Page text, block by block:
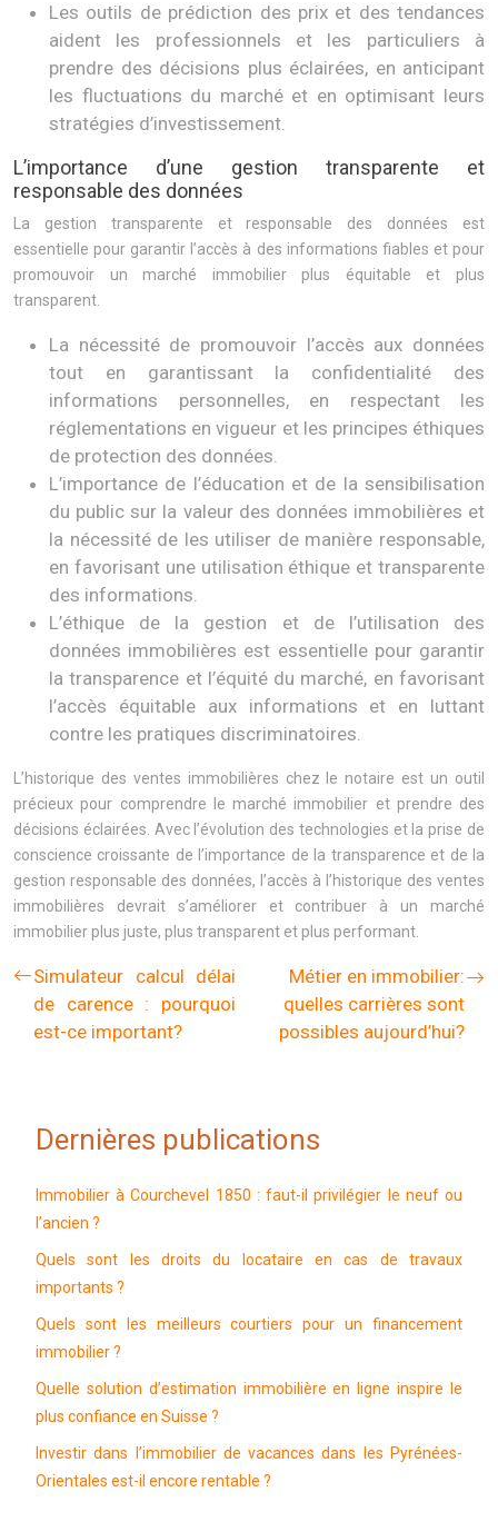
Les outils de prédiction des prix et des tendances
aident les professionnels et les particuliers à
prendre des décisions plus éclairées, en anticipant
les fluctuations du marché et en optimisant leurs
stratégies d’investissement.
L’importance d’une gestion transparente et
responsable des données
La gestion transparente et responsable des données est
essentielle pour garantir l’accès à des informations fiables et pour
promouvoir un marché immobilier plus équitable et plus
transparent.
La nécessité de promouvoir l’accès aux données
tout en garantissant la confidentialité des
informations personnelles, en respectant les
réglementations en vigueur et les principes éthiques
de protection des données.
L’importance de l’éducation et de la sensibilisation
du public sur la valeur des données immobilières et
la nécessité de les utiliser de manière responsable,
en favorisant une utilisation éthique et transparente
des informations.
L’éthique de la gestion et de l’utilisation des
données immobilières est essentielle pour garantir
la transparence et l’équité du marché, en favorisant
l’accès équitable aux informations et en luttant
contre les pratiques discriminatoires.
L’historique des ventes immobilières chez le notaire est un outil
précieux pour comprendre le marché immobilier et prendre des
décisions éclairées. Avec l’évolution des technologies et la prise de
conscience croissante de l’importance de la transparence et de la
gestion responsable des données, l’accès à l’historique des ventes
immobilières devrait s’améliorer et contribuer à un marché
immobilier plus juste, plus transparent et plus performant.
Simulateur calcul délai
de carence : pourquoi
est-ce important?
Métier en immobilier:
quelles carrières sont
possibles aujourd’hui?
Dernières publications
Immobilier à Courchevel 1850 : faut-il privilégier le neuf ou
l’ancien ?
Quels sont les droits du locataire en cas de travaux
importants ?
Quels sont les meilleurs courtiers pour un financement
immobilier ?
Quelle solution d’estimation immobilière en ligne inspire le
plus confiance en Suisse ?
Investir dans l’immobilier de vacances dans les Pyrénées-
Orientales est-il encore rentable ?